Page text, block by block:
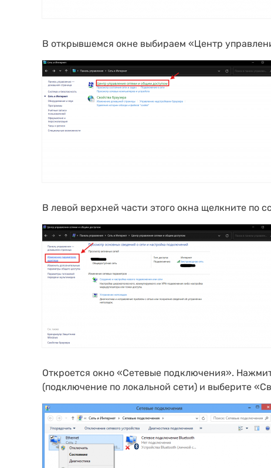
В открывшемся окне выбираем «Центр
В левой верхней части этого окна щелкните по
Откроется окно «Сетевые подключения».
(подключение по локальной сети) и выберите